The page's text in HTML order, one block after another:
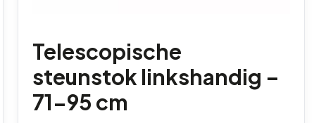
Telescopische
steunstok linkshandig –
71-95 cm